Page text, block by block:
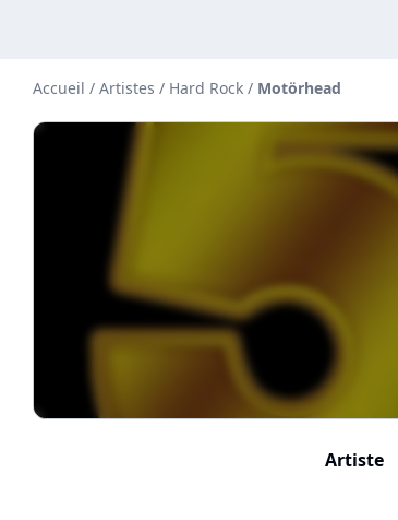
Accueil / Artistes / Hard Rock / Motörhead
Artiste